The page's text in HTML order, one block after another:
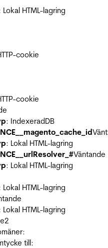
Lokal HTML-lagring
cookie
cookie
: IndexeradDB
: Lokal HTML-lagring
Väntande
: Lokal HTML-lagring
Lokal HTML-lagring
Lokal HTML-lagring
2
till: